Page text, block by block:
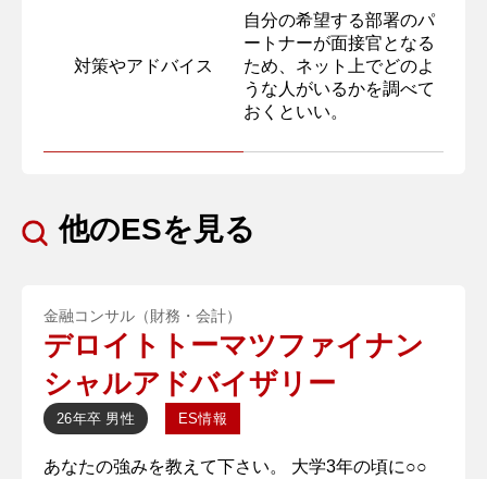
対策やアドバイス
自分の希望する部署のパ
ートナーが面接官となる
ため、ネット上でどのよ
うな人がいるかを調べて
おくといい。
他のESを見る
金融コンサル（財務・会計）
デロイトトーマツファイナン
シャルアドバイザリー
26年卒 男性 ES情報
あなたの強みを教えて下さい。 大学3年の頃に○○